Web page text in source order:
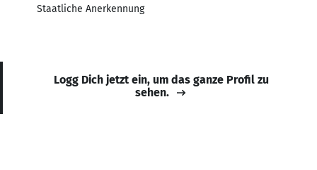
Staatliche Anerkennung
Logg Dich jetzt ein, um das ganze Profil zu
sehen.